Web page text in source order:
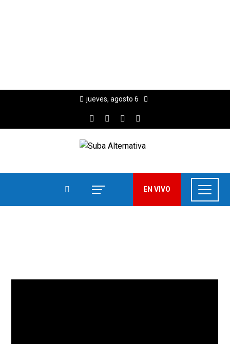
jueves, agosto 6
EN VIVO